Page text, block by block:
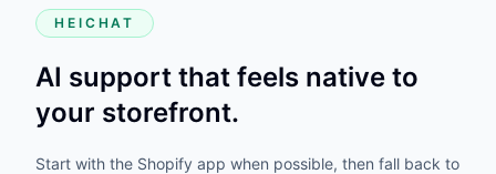
HEICHAT
AI support that feels native to
your storefront.
Start with the Shopify app when possible, then fall back to